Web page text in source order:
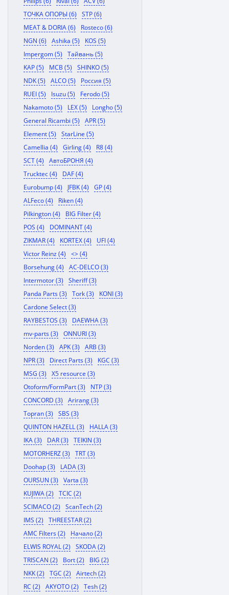
ТОЧКА ОПОРЫ (6)
STP (6)
MEAT & DORIA (6)
Rosteco (6)
NGN (6)
Ashika (5)
KOS (5)
Impergom (5)
Тайвань (5)
KAP (5)
MCB (5)
SHINKO (5)
NDK (5)
ALCO (5)
Россия (5)
RUEI (5)
Isuzu (5)
Ferodo (5)
Nakamoto (5)
LEX (5)
Longho (5)
General Ricambi (5)
APR (5)
Element (5)
StarLine (5)
Camellia (4)
Girling (4)
R8 (4)
SCT (4)
АвтоБРОНЯ (4)
Trucktec (4)
DAF (4)
Eurobump (4)
JFBK (4)
GP (4)
ALFeco (4)
Riken (4)
Pilkington (4)
BIG Filter (4)
POS (4)
DOMINANT (4)
ZIKMAR (4)
KORTEX (4)
UFI (4)
Victor Reinz (4)
<> (4)
Borsehung (4)
AC-DELCO (3)
Intermotor (3)
Sheriff (3)
Panda Parts (3)
Tork (3)
KONI (3)
Cardone Select (3)
RAYBESTOS (3)
DAEWHA (3)
mv-parts (3)
ONNURI (3)
Norden (3)
APK (3)
ARB (3)
NPR (3)
Direct Parts (3)
KGC (3)
MSG (3)
X5 resource (3)
Otoform/FormPart (3)
NTP (3)
CONCORD (3)
Arirang (3)
Topran (3)
SBS (3)
QUINTON HAZELL (3)
HALLA (3)
IKA (3)
DAR (3)
TEIKIN (3)
MOTORHERZ (3)
TRT (3)
Doohap (3)
LADA (3)
OURSUN (3)
Varta (3)
KUJIWA (2)
TCIC (2)
SCIMACO (2)
ScanTech (2)
IMS (2)
THREESTAR (2)
AMC Filters (2)
Начало (2)
ELWIS ROYAL (2)
SKODA (2)
TRISCAN (2)
Bort (2)
BIG (2)
NKK (2)
TGC (2)
Airtech (2)
RC (2)
AKYOTO (2)
Tesh (2)